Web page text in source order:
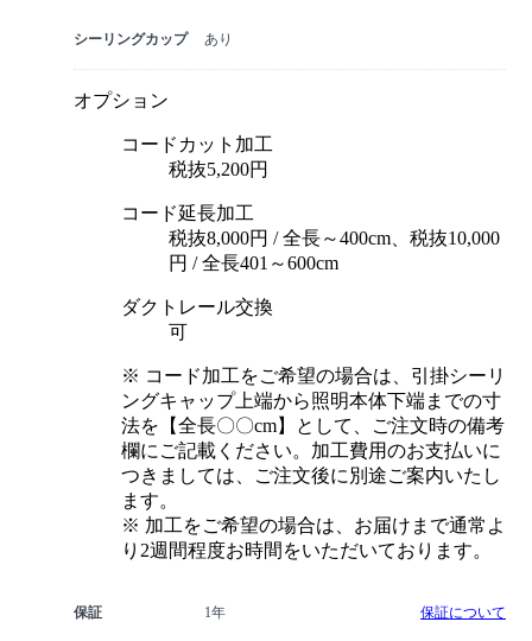
シーリングカップ あり
オプション
コードカット加工
税抜5,200円
コード延長加工
税抜8,000円 / 全長～400cm、税抜10,000
円 / 全長401～600cm
ダクトレール交換
可
※ コード加工をご希望の場合は、引掛シーリ
ングキャップ上端から照明本体下端までの寸
法を【全長〇〇cm】として、ご注文時の備考
欄にご記載ください。加工費用のお支払いに
つきましては、ご注文後に別途ご案内いたし
ます。
※ 加工をご希望の場合は、お届けまで通常よ
り2週間程度お時間をいただいております。
保証 1年 保証について